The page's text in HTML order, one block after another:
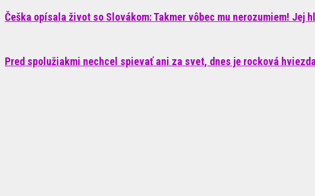
Češka opísala život so Slovákom: Takmer vôbec mu nerozumiem! Jej
Pred spolužiakmi nechcel spievať ani za svet, dnes je rocková